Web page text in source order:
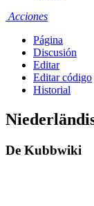
Acciones
Página
Discusión
Editar
Editar código
Historial
De Kubbwiki